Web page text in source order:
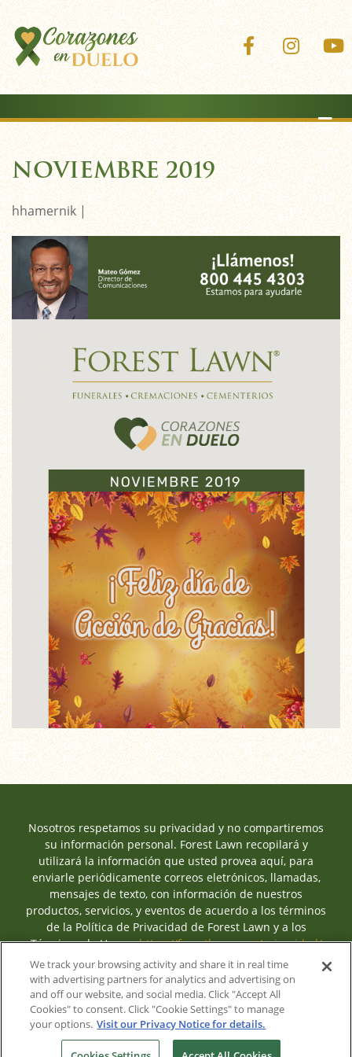
NOVIEMBRE 2019
hhamernik |
Nosotros respetamos su privacidad y no compartiremos
su información personal. Forest Lawn recopilará y
utilizará la información que usted provea aquí, para
enviarle periódicamente correos eletrónicos, llamadas,
mensajes de texto, con información de nuestros
productos, servicios, y eventos de acuerdo a los términos
de la Política de Privacidad de Forest Lawn y a los
Términos de Uso enhttps://forestlawn.com/privacidad/
hasta que usted cambie sus preferencias de
comunicación enhttps://forestlawn.com/preferencias/
© 2026 Forest Lawn Mortuaries
We track your browsing activity and share it in real time
with advertising partners for analytics and advertising on
and off our website, and social media. Click "Accept All
Cookies" to consent. Click "Cookie Settings" to manage
your options. Visit our Privacy Notice for details.